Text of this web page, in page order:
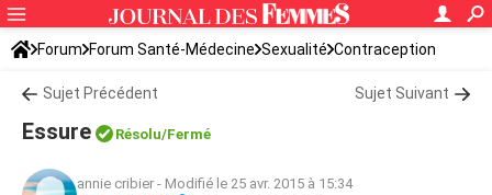
Forum Forum Santé-Médecine Sexualité Contraception
Sujet Précédent Sujet Suivant
Essure Résolu/Fermé
annie cribier - Modifié le 25 avr. 2015 à 15:34